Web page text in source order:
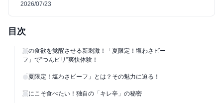
2026/07/23
目次
夏の食欲を覚醒させる新刺激！「夏限定！塩わさビー
フ」で”つんピリ”爽快体験！
「夏限定！塩わさビーフ」とは？その魅力に迫る！
夏にこそ食べたい！独自の「キレ辛」の秘密